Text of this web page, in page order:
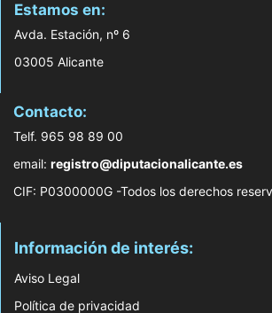
Estamos en:
Avda. Estación, nº 6
03005 Alicante
Contacto:
Telf. 965 98 89 00
email: registro@diputacionalicante.es
CIF: P0300000G -Todos los derechos
Información de interés:
Aviso Legal
Política de privacidad